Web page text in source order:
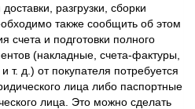
разгрузки, сборки
также сообщить об этом
и подготовки полного
(накладные, счета-фактуры,
т. д.) от покупателя потребуется
лица либо паспортные
лица. Это можно сделать